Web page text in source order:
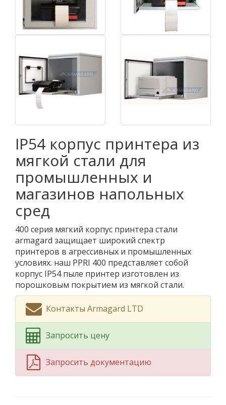
IP54 корпус принтера из
мягкой стали для
промышленных и
магазинов напольных
сред
400 серия мягкий корпус принтера стали
armagard защищает широкий спектр
принтеров в агрессивных и промышленных
условиях. наш PPRI 400 представляет собой
корпус IP54 пыле принтер изготовлен из
порошковым покрытием из мягкой стали.
Контакты Armagard LTD
Запросить цену
Запросить документацию